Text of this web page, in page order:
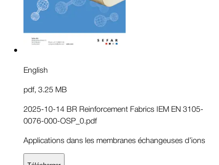
English
pdf, 3.25 MB
2025-10-14 BR Reinforcement Fabrics IEM EN 3105-
0076-000-OSP_0.pdf
Applications dans les membranes échangeuses d’ions